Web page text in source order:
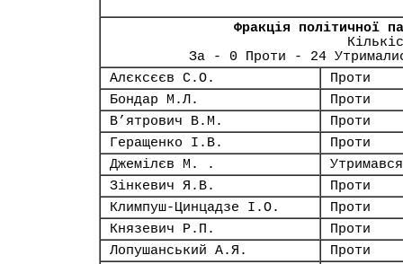
Фракція політичної
За - 0 Проти - 24
Алєксєєв С.О.
Проти
Бондар М.Л.
Проти
В’ятрович В.М.
Проти
Геращенко І.В.
Проти
Джемілєв М. .
Утримався
Зінкевич Я.В.
Проти
Климпуш-Цинцадзе І.О.
Проти
Князевич Р.П.
Проти
Лопушанський А.Я.
Проти